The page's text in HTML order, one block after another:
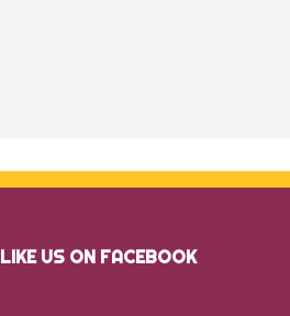
LIKE US ON FACEBOOK